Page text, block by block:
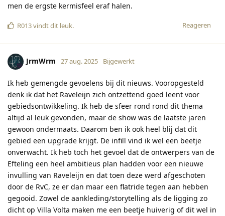
men de ergste kermisfeel eraf halen.
Reageren
R013vindt dit leuk.
JrmWrm 27 aug. 2025 Bijgewerkt
Ik heb gemengde gevoelens bij dit nieuws. Vooropgesteld
denk ik dat het Raveleijn zich ontzettend goed leent voor
gebiedsontwikkeling. Ik heb de sfeer rond rond dit thema
altijd al leuk gevonden, maar de show was de laatste jaren
gewoon ondermaats. Daarom ben ik ook heel blij dat dit
gebied een upgrade krijgt. De infill vind ik wel een beetje
onverwacht. Ik heb toch het gevoel dat de ontwerpers van de
Efteling een heel ambitieus plan hadden voor een nieuwe
invulling van Raveleijn en dat toen deze werd afgeschoten
door de RvC, ze er dan maar een flatride tegen aan hebben
gegooid. Zowel de aankleding/storytelling als de ligging zo
dicht op Villa Volta maken me een beetje huiverig of dit wel in